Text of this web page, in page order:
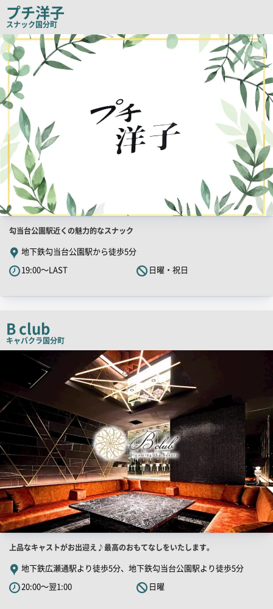
ピ
ー
プチ洋子
スナック国分町
店
舗
PR
画
像
店
舗
PR
キ
コ
ピ
勾当台公園駅近くの魅力的なスナック
地下鉄勾当台公園駅から徒歩5分
19:00～LAST
日曜・祝日
B club
キャバクラ国分町
店
舗
PR
キ
上品なキャストがお出迎え♪最高のおもてなしをいたします。
地下鉄広瀬通駅より徒歩5分、地下鉄勾当台公園駅より徒歩5分
20:00～翌1:00
日曜